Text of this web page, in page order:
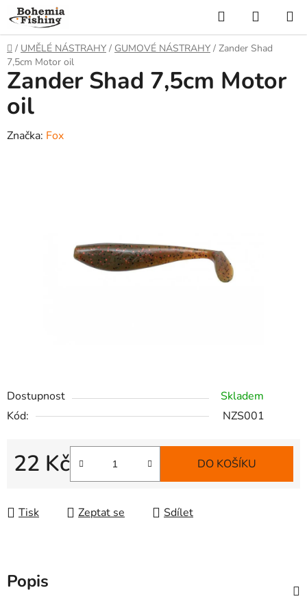
Přejít
na
obsah
Hledat
KOŠÍK
Domů
/ UMĚLÉ NÁSTRAHY / GUMOVÉ NÁSTRAHY / Zander Shad
7,5cm Motor oil
Dostupnost
Skladem
Kód:
NZS001
22 Kč
Měrná cena:
DO KOŠÍKU
Tisk Zeptat se Sdílet
Zander Shad 7,5cm Motor
oil
Značka: Fox
Popis